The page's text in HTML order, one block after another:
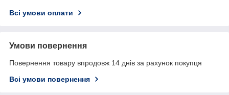
Всі умови оплати
Умови повернення
Повернення товару впродовж 14 днів за рахунок покупця
Всі умови повернення